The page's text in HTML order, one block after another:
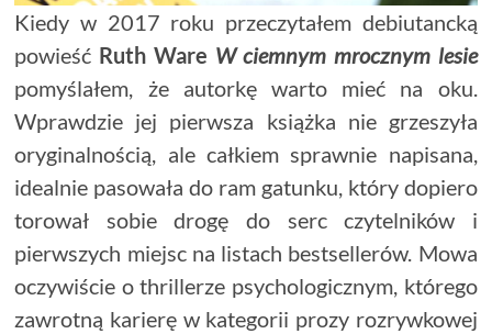
Kiedy w 2017 roku przeczytałem debiutancką
powieść Ruth Ware W ciemnym mrocznym lesie
pomyślałem, że autorkę warto mieć na oku.
Wprawdzie jej pierwsza książka nie grzeszyła
oryginalnością, ale całkiem sprawnie napisana,
idealnie pasowała do ram gatunku, który dopiero
torował sobie drogę do serc czytelników i
pierwszych miejsc na listach bestsellerów. Mowa
oczywiście o thrillerze psychologicznym, którego
zawrotną karierę w kategorii prozy rozrywkowej